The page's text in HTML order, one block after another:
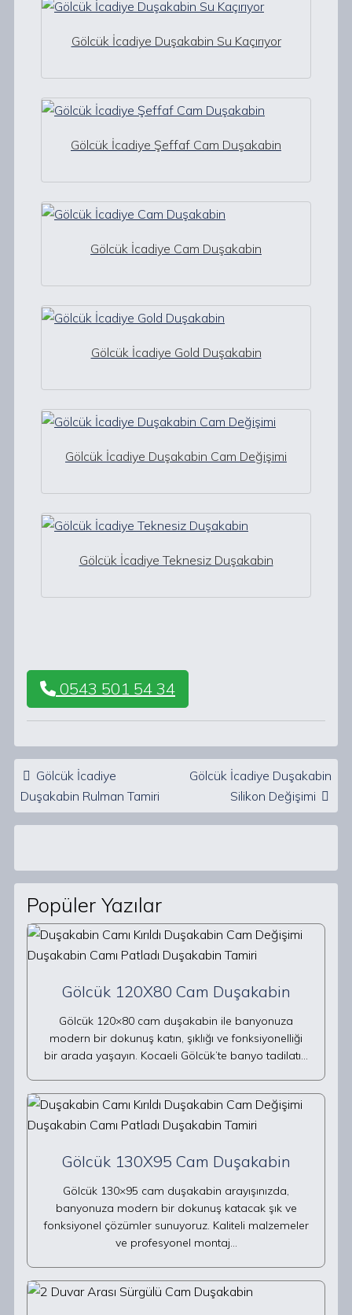
Gölcük İcadiye Duşakabin Su Kaçırıyor
Gölcük İcadiye Şeffaf Cam Duşakabin
Gölcük İcadiye Cam Duşakabin
Gölcük İcadiye Gold Duşakabin
Gölcük İcadiye Duşakabin Cam Değişimi
Gölcük İcadiye Teknesiz Duşakabin
0543 501 54 34
Post navigation
Gölcük İcadiye
Duşakabin Rulman Tamiri
Gölcük İcadiye Duşakabin
Silikon Değişimi
Popüler Yazılar
Gölcük 120X80 Cam Duşakabin
Gölcük 120×80 cam duşakabin ile banyonuza
modern bir dokunuş katın, şıklığı ve fonksiyonelliği
bir arada yaşayın. Kocaeli Gölcük’te banyo tadilatı…
Gölcük 130X95 Cam Duşakabin
Gölcük 130×95 cam duşakabin arayışınızda,
banyonuza modern bir dokunuş katacak şık ve
fonksiyonel çözümler sunuyoruz. Kaliteli malzemeler
ve profesyonel montaj…